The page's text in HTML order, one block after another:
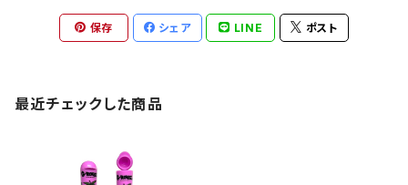
保存 シェア LINE ポスト
最近チェックした商品